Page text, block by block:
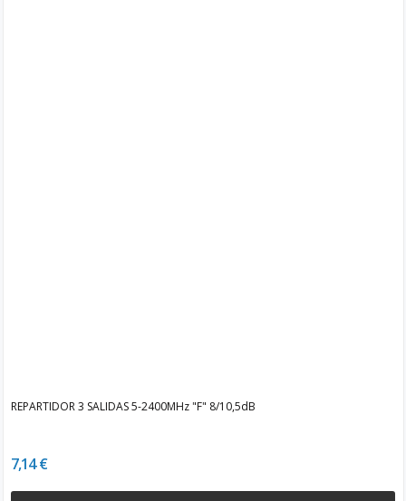
REPARTIDOR 3 SALIDAS 5-2400MHz "F" 8/10,5dB
7,14 €